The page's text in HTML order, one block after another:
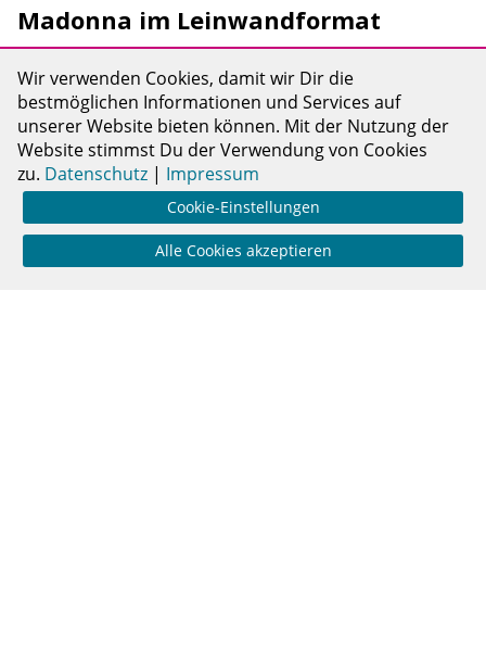
Madonna im Leinwandformat
Madonnas Comeback-Shows inspiriert,
inspizieren die beinah...
Wir verwenden Cookies, damit wir Dir die
bestmöglichen Informationen und Services auf
unserer Website bieten können. Mit der Nutzung der
Website stimmst Du der Verwendung von Cookies
zu. Datenschutz | Impressum
Cookie-Einstellungen
Alle Cookies akzeptieren